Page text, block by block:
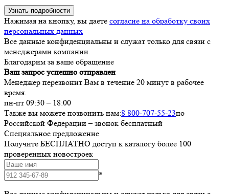
Узнать подробности
Нажимая на кнопку, вы даете согласие на обработку своих
персональных данных
Все данные конфиденциальны и служат только для связи с
менеджерами компании.
Благодарим за ваше обращение
Ваш запрос успешно отправлен
Менеджер перезвонит Вам в течение 20 минут в рабочее
время.
пн-пт 09:30 – 18:00
Также вы можете позвонить нам:8 800-707-55-23по
Российской Федерации – звонок бесплатный
Специальное предложение
Получите БЕСПЛАТНО доступ к каталогу более 100
проверенных новостроек
*